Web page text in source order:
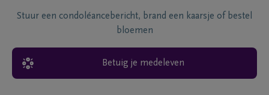
Stuur een condoléancebericht, brand een kaarsje of bestel
bloemen
Betuig je medeleven